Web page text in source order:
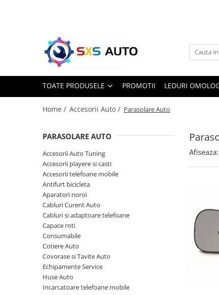
Uleiuri si Lichide
Ulei Motor Original și Aftermarket
- 0W20, 5W30, 5W40 - SXS Auto
TOATE PRODUSELE PROMOTII LEDURI
Home / Accesorii Auto / Parasolare Auto
PARASOLARE AUTO
Accesorii Auto Tuning
Accesorii playere si casti
Accesorii telefoane mobile
Antifurt bicicleta
Aparatori noroi
Cabluri Curent Auto
Cabluri si adaptoare telefoane
Capace roti
Consumabile
Cotiere Auto
Covorase si Tavite Auto
Echipamente Service
Huse Auto
Incarcatoare telefoane mobile
Afiseaza: